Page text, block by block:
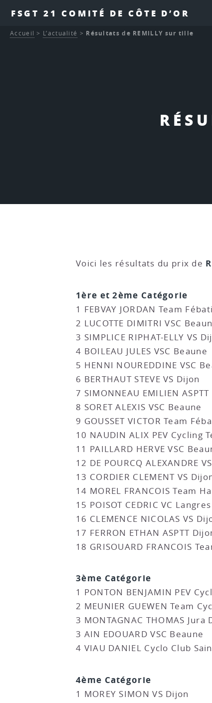
FSGT 21 COMITÉ DE CÔTE D’OR
Accueil > L’actualité > Résultats de REMILLY sur tille
Voici les résultats du prix de
1ère et 2ème Catégorie
1 FEBVAY JORDAN Team
2 LUCOTTE DIMITRI VSC
3 SIMPLICE RIPHAT-ELLY VS
4 BOILEAU JULES VSC Beaune
5 HENNI NOUREDDINE VSC
6 BERTHAUT STEVE VS Dijon
7 SIMONNEAU EMILIEN
8 SORET ALEXIS VSC Beaune
9 GOUSSET VICTOR Team
10 NAUDIN ALIX PEV Cycling
11 PAILLARD HERVE VSC
12 DE POURCQ ALEXANDRE
13 CORDIER CLEMENT VS
14 MOREL FRANCOIS Team
15 POISOT CEDRIC VC Langres
16 CLEMENCE NICOLAS VS
17 FERRON ETHAN ASPTT
18 GRISOUARD FRANCOIS
3ème Catégorie
1 PONTON BENJAMIN PEV
2 MEUNIER GUEWEN Team
3 MONTAGNAC THOMAS Jura
3 AIN EDOUARD VSC Beaune
4 VIAU DANIEL Cyclo Club
4ème Catégorie
1 MOREY SIMON VS Dijon